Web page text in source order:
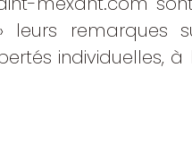
leurs remarques
individuelles, à